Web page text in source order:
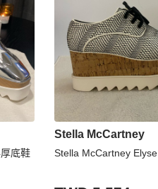
底鞋
Stella McCartney
Stella McCartney Elyse